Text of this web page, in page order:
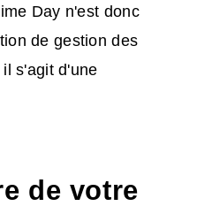
Day n'est donc
de gestion des
s'agit d'une
de votre